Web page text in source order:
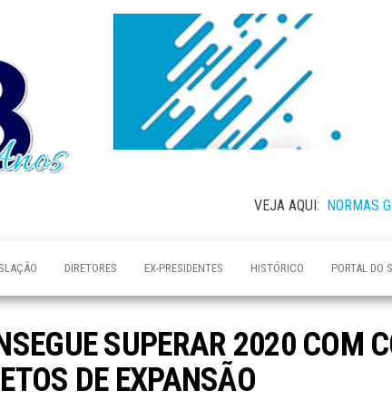
VEJA AQUI: NORMAS
DIRETORES EX-PRESIDENTES HISTÓRICO PORTAL DO
SUPERAR 2020 COM
DE EXPANSÃO